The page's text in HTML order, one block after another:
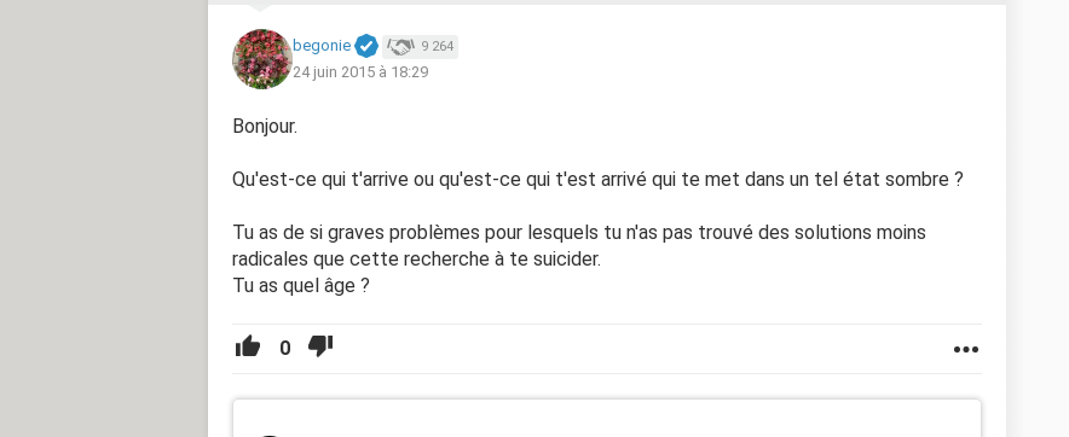
begonie 9 264
24 juin 2015 à 18:29
Bonjour.
Qu'est-ce qui t'arrive ou qu'est-ce qui t'est arrivé qui te met dans un tel état sombre ?
Tu as de si graves problèmes pour lesquels tu n'as pas trouvé des solutions moins
radicales que cette recherche à te suicider.
Tu as quel âge ?
0